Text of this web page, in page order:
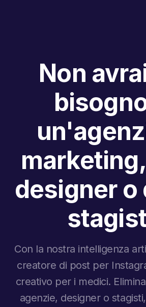
Non
designer o
Con la nostra intelligenza
creatore di post per
creativo per i medici.
agenzie, designer o